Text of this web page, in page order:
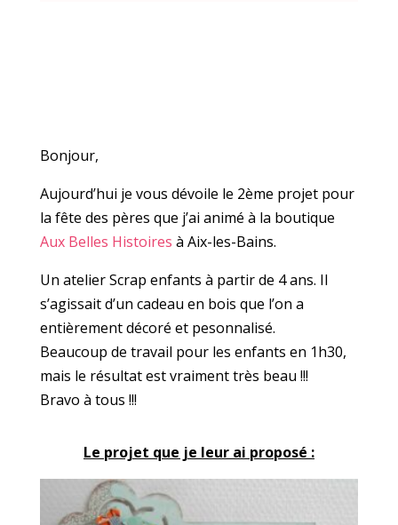
Bonjour,
Aujourd’hui je vous dévoile le 2ème projet pour
la fête des pères que j’ai animé à la boutique
Aux Belles Histoires à Aix-les-Bains.
Un atelier Scrap enfants à partir de 4 ans. Il
s’agissait d’un cadeau en bois que l’on a
entièrement décoré et pesonnalisé.
Beaucoup de travail pour les enfants en 1h30,
mais le résultat est vraiment très beau !!!
Bravo à tous !!!
Le projet que je leur ai proposé :